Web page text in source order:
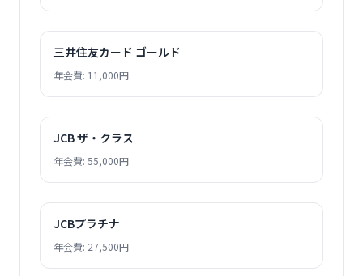
三井住友カード ゴールド
年会費: 11,000円
JCB ザ・クラス
年会費: 55,000円
JCBプラチナ
年会費: 27,500円